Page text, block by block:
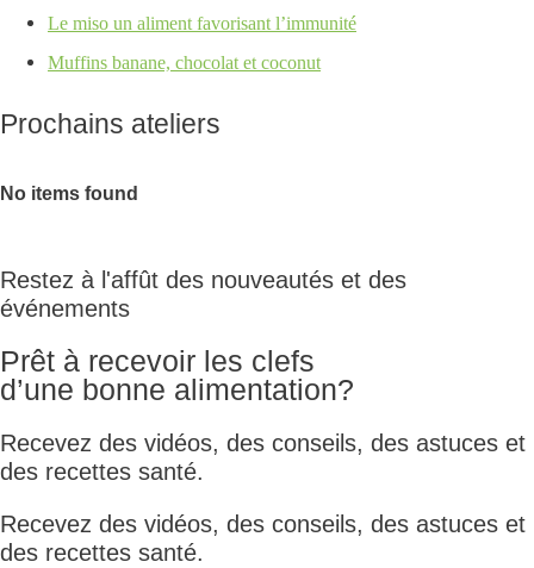
Le miso un aliment favorisant l’immunité
Muffins banane, chocolat et coconut
Prochains ateliers
No items found
Restez à l'affût des nouveautés et des
événements
Prêt à recevoir les clefs
d’une bonne alimentation?
Recevez des vidéos, des conseils, des astuces et
des recettes santé.
Recevez des vidéos, des conseils, des astuces et
des recettes santé.